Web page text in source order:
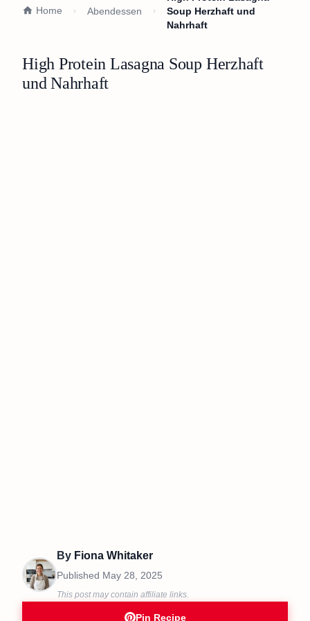
Home Abendessen
Soup Herzhaft und
Nahrhaft
High Protein Lasagna Soup Herzhaft
und Nahrhaft
By Fiona Whitaker
Published May 28, 2025
This post may contain affiliate links.
Pin Recipe